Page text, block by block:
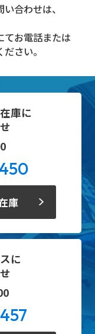
合わせは、
てお電話または
さい。
庫に
庫
に